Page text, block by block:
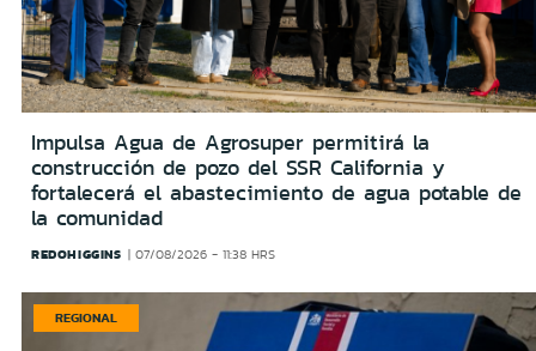
Impulsa Agua de Agrosuper permitirá la
construcción de pozo del SSR California y
fortalecerá el abastecimiento de agua potable de
la comunidad
REDOHIGGINS 07/08/2026 - 11:38 HRS
REGIONAL